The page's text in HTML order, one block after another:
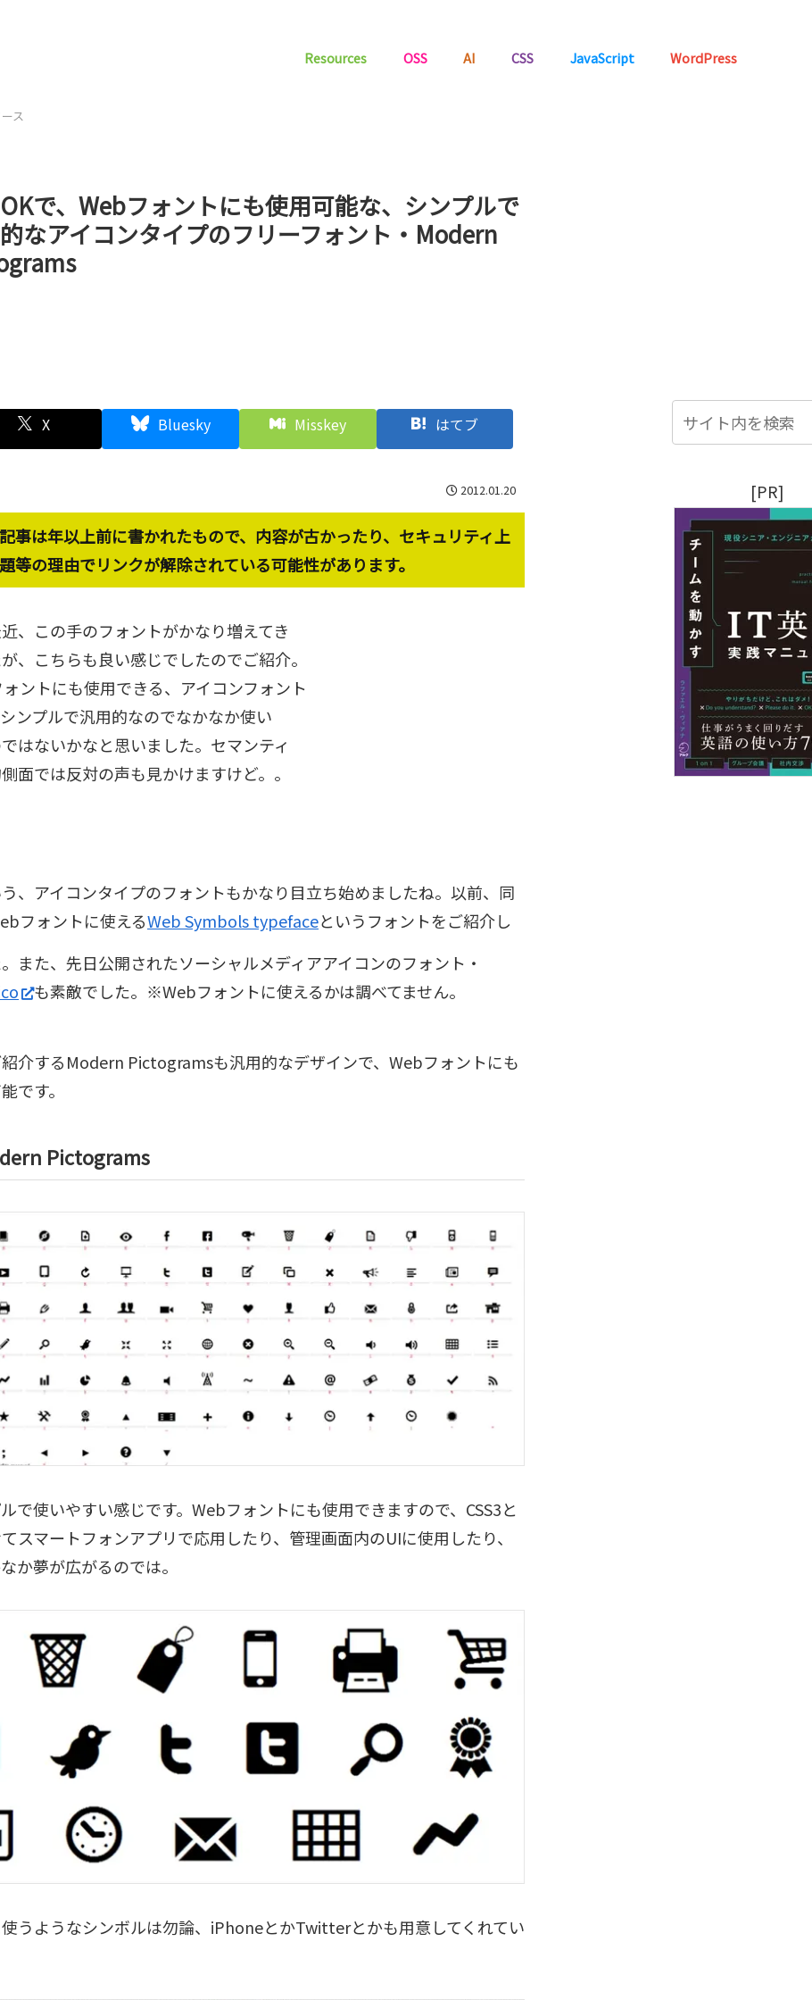
Resources OSS AI CSS JavaScript WordPress
ス
[PR]
で、Webフォントにも使用可能な、シンプルで
なアイコンタイプのフリーフォント・Modern
X Bluesky Misskey はてブ
2012.01.20
事は年以上前に書かれたもので、内容が古かったり、セキュリティ上
等の理由でリンクが解除されている可能性があります。
、この手のフォントがかなり増えてき
、こちらも良い感じでしたのでご紹介。
ントにも使用できる、アイコンフォント
ンプルで汎用的なのでなかなか使い
はないかなと思いました。セマンティ
面では反対の声も見かけますけど。。
、アイコンタイプのフォントもかなり目立ち始めましたね。以前、同
フォントに使えるWeb Symbols typefaceというフォントをご紹介し
また、先日公開されたソーシャルメディアアイコンのフォント・
も素敵でした。※Webフォントに使えるかは調べてません。
介するModern Pictogramsも汎用的なデザインで、Webフォントにも
です。
Pictograms
で使いやすい感じです。Webフォントにも使用できますので、CSS3と
スマートフォンアプリで応用したり、管理画面内のUIに使用したり、
か夢が広がるのでは。
うようなシンボルは勿論、iPhoneとかTwitterとかも用意してくれてい